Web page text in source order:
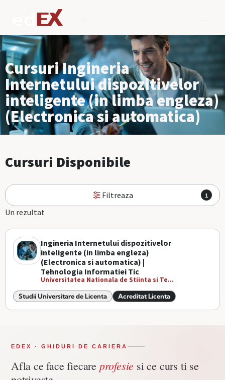
Cursuri Ingineria
Internetului dispozitivelor
inteligente (in limba engleza)
(Electronica si automatica)
Cursuri Disponibile
Filtreaza 1
Un rezultat
Ingineria Internetului dispozitivelor
inteligente (in limba engleza)
(Electronica si automatica) |
Tehnologia Informatiei Tic
Universitatea Nationala de Stiinta si Te...
Studii Universitare de Licenta Acreditat Licenta
EDEX · GHIDURI DE CARIERA
Afla ce face fiecare profesie si ce curs ti se